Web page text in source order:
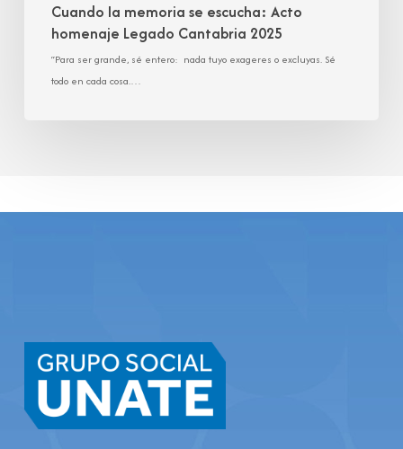
Cuando la memoria se escucha: Acto
homenaje Legado Cantabria 2025
“Para ser grande, sé entero: nada tuyo exageres o excluyas. Sé
todo en cada cosa.…